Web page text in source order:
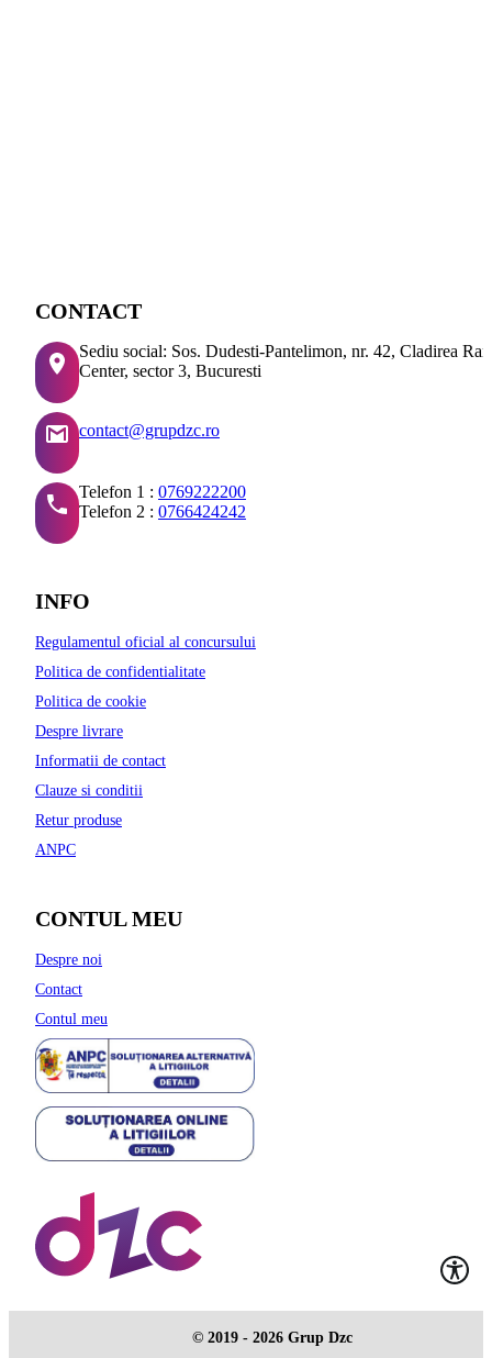
CONTACT
Sediu social: Sos. Dudesti-Pantelimon, nr. 42, Cladirea
Center, sector 3, Bucuresti
contact@grupdzc.ro
Telefon 1 : 0769222200
Telefon 2 : 0766424242
INFO
Regulamentul oficial al concursului
Politica de confidentialitate
Politica de cookie
Despre livrare
Informatii de contact
Clauze si conditii
Retur produse
ANPC
CONTUL MEU
Despre noi
Contact
Contul meu
© 2019 - 2026 Grup Dzc